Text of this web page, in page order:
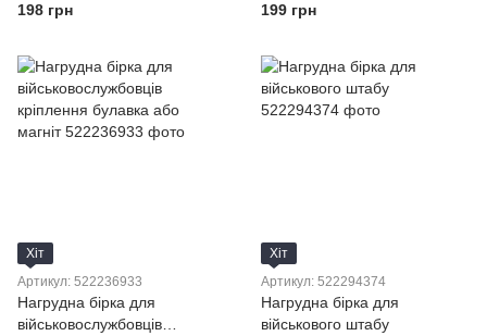
198 грн
199 грн
Хіт
Артикул: 522236933
Нагрудна бірка для
військовослужбовців
Хіт
Артикул: 522294374
Нагрудна бірка для
військового штабу